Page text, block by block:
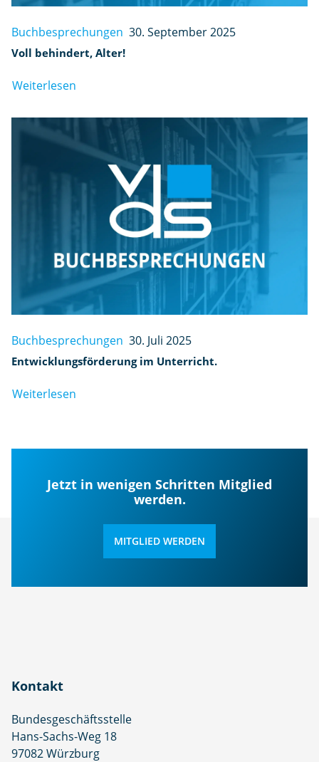
Buchbesprechungen 30. September 2025
Voll behindert, Alter!
Weiterlesen
Buchbesprechungen 30. Juli 2025
Entwicklungsförderung im Unterricht.
Weiterlesen
Jetzt in wenigen Schritten Mitglied
werden.
MITGLIED WERDEN
Kontakt
Bundesgeschäftsstelle
Hans-Sachs-Weg 18
97082 Würzburg